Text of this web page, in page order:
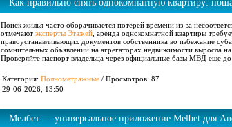
Как правильно снять однокомнатную квартиру:
Поиск жилья часто оборачивается потерей времени из-за
отмечают эксперты Этажей , аренда однокомнатной квартиры
правоустанавливающих документов собственника во избежание
сомнительных объявлений на агрегаторах недвижимости выросла
Проверяйте паспорт владельца через официальные базы МВД еще до
Категория: Полнометражные / Просмотров: 87
29-06-2026, 13:50
Мелбет — универсальное приложение Melbet для